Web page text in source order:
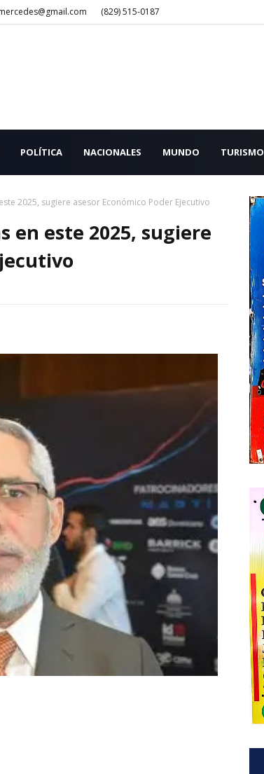
(829) 515-0187
POLÍTICA NACIONALES MUNDO TURISMO
2025, sugiere asesor Económico Poder Ejecutivo
en este 2025, sugiere